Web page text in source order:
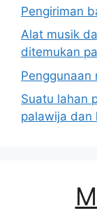
Pengiriman
Alat musik
ditemukan
Penggunaan
Suatu lahan
palawija dan